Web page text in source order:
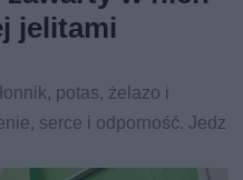
jelitami
potas, żelazo i
serce i odporność. Jedz